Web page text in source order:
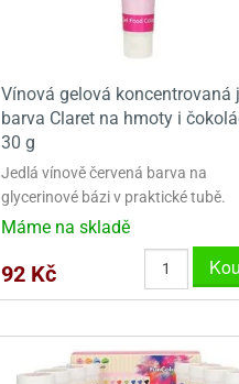
Vínová gelová koncentrovaná
barva Claret na hmoty i
30 g
Jedlá vínově červená barva na
glycerinové bázi v praktické tubě.
Máme na skladě
92 Kč